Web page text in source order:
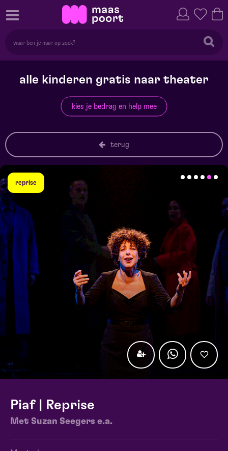
alle kinderen gratis naar theater
kies je bedrag en help mee
terug
reprise
Piaf | Reprise
Met Suzan Seegers e.a.